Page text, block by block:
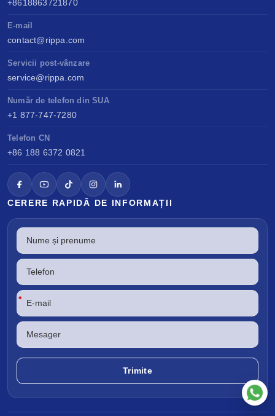
+8618863721870
E-mail
contact@rippa.com
Servicii post-vânzare
service@rippa.com
Număr de telefon din SUA
+1 877-747-7280
Telefon CN
+86 188 6372 0821
CERERE RAPIDĂ DE INFORMAȚII
*